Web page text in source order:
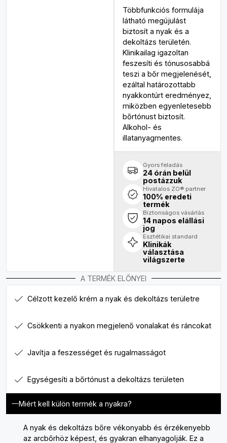
Többfunkciós formulája
látható megújulást
biztosít a nyak és a
dekoltázs területén.
Klinikailag igazoltan
feszesíti és tónusosabbá
teszi a bőr megjelenését,
ezáltal határozottabb
nyakkontúrt eredményez,
miközben egyenletesebb
bőrtónust biztosít.
Alkohol- és
illatanyagmentes.
Gyors feladás
24 órán belül
postázzuk
Hivatalos ZO® partner
100% eredeti
termék
Biztonságos vásárlás
14 napos elállási
jog
Esztétikai standard
Klinikák
választása
világszerte
A TERMÉK ELŐNYEI
Célzott kezelő krém a nyak és dekoltázs területre
Csökkenti a nyakon megjelenő vonalakat és ráncokat
Javítja a feszességet és rugalmasságot
Egységesíti a bőrtónust a dekoltázs területen
Miért kell külön termék a nyakra?
A nyak és dekoltázs bőre vékonyabb és érzékenyebb
az arcbőrhöz képest, és gyakran elhanyagolják. Ez a